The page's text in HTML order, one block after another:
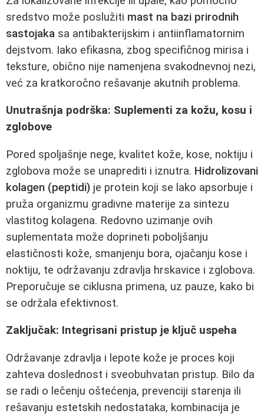
sredstvo može poslužiti mast na bazi prirodnih
sastojaka sa antibakterijskim i antiinflamatornim
dejstvom. Iako efikasna, zbog specifičnog mirisa i
teksture, obično nije namenjena svakodnevnoj nezi,
već za kratkoročno rešavanje akutnih problema.
Unutrašnja podrška: Suplementi za kožu, kosu i
zglobove
Pored spoljašnje nege, kvalitet kože, kose, noktiju i
zglobova može se unaprediti i iznutra. Hidrolizovani
kolagen (peptidi) je protein koji se lako apsorbuje i
pruža organizmu gradivne materije za sintezu
vlastitog kolagena. Redovno uzimanje ovih
suplementata može doprineti poboljšanju
elastičnosti kože, smanjenju bora, ojačanju kose i
noktiju, te održavanju zdravlja hrskavice i zglobova.
Preporučuje se ciklusna primena, uz pauze, kako bi
se održala efektivnost.
Zaključak: Integrisani pristup je ključ uspeha
Održavanje zdravlja i lepote kože je proces koji
zahteva doslednost i sveobuhvatan pristup. Bilo da
se radi o lečenju oštećenja, prevenciji starenja ili
rešavanju estetskih nedostataka, kombinacija je